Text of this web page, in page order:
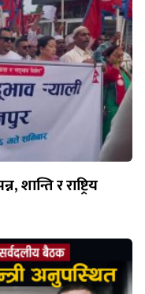
र राष्ट्रिय